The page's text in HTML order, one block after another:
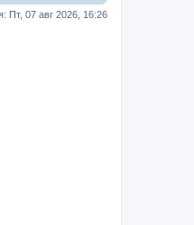
Пт, 07 авг 2026, 16:26